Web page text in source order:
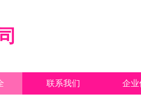
联系我们 企业